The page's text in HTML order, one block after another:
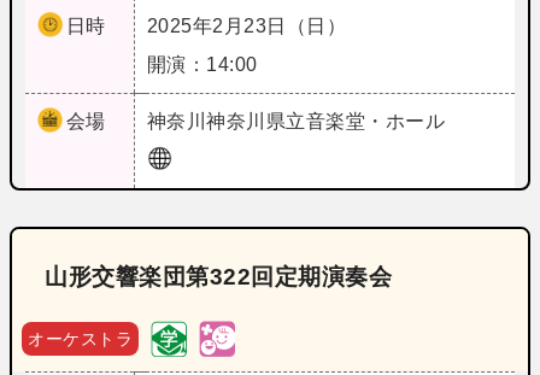
日時
2025年2月23日（日）
開演：14:00
会場 神奈川神奈川県立音楽堂・ホール
山形交響楽団第322回定期演奏会
オーケストラ